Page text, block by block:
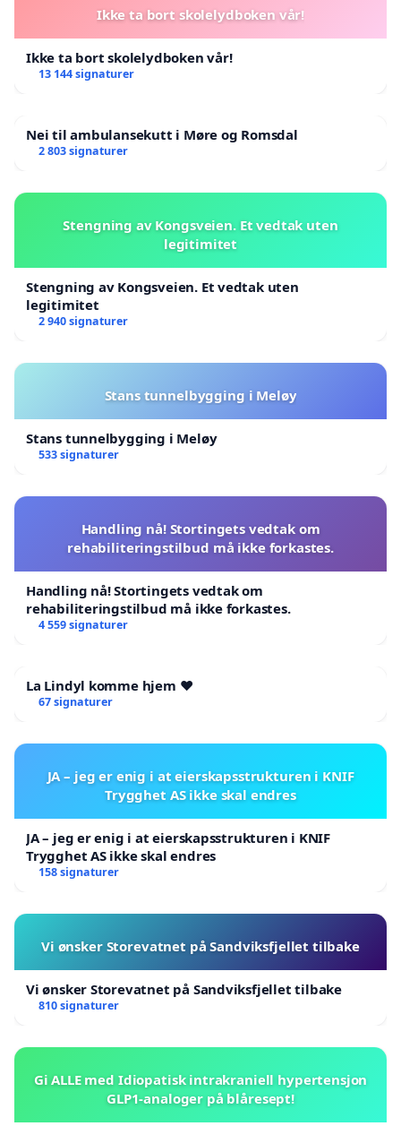
Ikke ta bort skolelydboken vår!
Ikke ta bort skolelydboken vår!
13 144 signaturer
Nei til ambulansekutt i Møre og Romsdal
2 803 signaturer
Stengning av Kongsveien. Et vedtak uten
legitimitet
Stengning av Kongsveien. Et vedtak uten
legitimitet
2 940 signaturer
Stans tunnelbygging i Meløy
Stans tunnelbygging i Meløy
533 signaturer
Handling nå! Stortingets vedtak om
rehabiliteringstilbud må ikke forkastes.
Handling nå! Stortingets vedtak om
rehabiliteringstilbud må ikke forkastes.
4 559 signaturer
La Lindyl komme hjem ❤️
67 signaturer
JA – jeg er enig i at eierskapsstrukturen i KNIF
Trygghet AS ikke skal endres
JA – jeg er enig i at eierskapsstrukturen i KNIF
Trygghet AS ikke skal endres
158 signaturer
Vi ønsker Storevatnet på Sandviksfjellet tilbake
Vi ønsker Storevatnet på Sandviksfjellet tilbake
810 signaturer
Gi ALLE med Idiopatisk intrakraniell hypertensjon
GLP1-analoger på blåresept!